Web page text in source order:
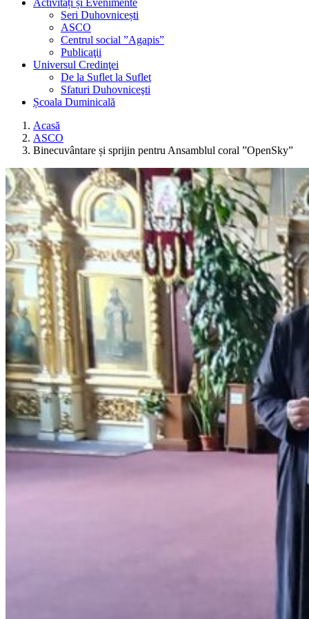
Activități și Evenimente
Seri Duhovnicești
ASCO
Centrul social ”Agapis”
Publicaţii
Universul Credinţei
De la Suflet la Suflet
Sfaturi Duhovniceşti
Școala Duminicală
Acasă
ASCO
Binecuvântare și sprijin pentru Ansamblul coral ”OpenSky”